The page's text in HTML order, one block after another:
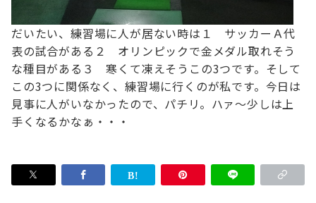
だいたい、練習場に人が居ない時は １ サッカーＡ代
表の試合がある ２ オリンピックで金メダル取れそう
な種目がある ３ 寒くて凍えそう この3つです。そして
この3つに関係なく、練習場に行くのが私です。 今日は
見事に人がいなかったので、パチリ。 ハァ～少しは上
手くなるかなぁ・・・